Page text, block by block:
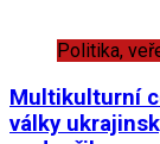
Politika,
Multikulturní
války